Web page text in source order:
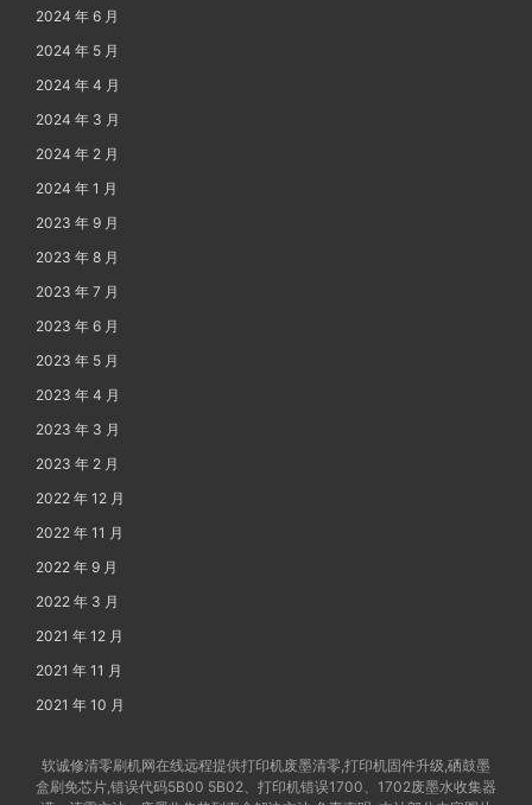
2024 年 6 月
2024 年 5 月
2024 年 4 月
2024 年 3 月
2024 年 2 月
2024 年 1 月
2023 年 9 月
2023 年 8 月
2023 年 7 月
2023 年 6 月
2023 年 5 月
2023 年 4 月
2023 年 3 月
2023 年 2 月
2022 年 12 月
2022 年 11 月
2022 年 9 月
2022 年 3 月
2021 年 12 月
2021 年 11 月
2021 年 10 月
软诚修清零刷机网在线远程提供打印机废墨清零,打印机固件升级,硒鼓墨
盒刷免芯片,错误代码5B00 5B02、打印机错误1700、1702废墨水收集器